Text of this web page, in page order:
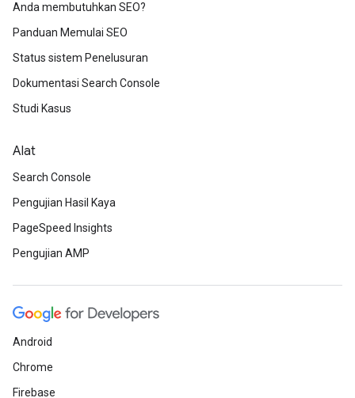
Anda membutuhkan SEO?
Panduan Memulai SEO
Status sistem Penelusuran
Dokumentasi Search Console
Studi Kasus
Alat
Search Console
Pengujian Hasil Kaya
PageSpeed Insights
Pengujian AMP
Android
Chrome
Firebase